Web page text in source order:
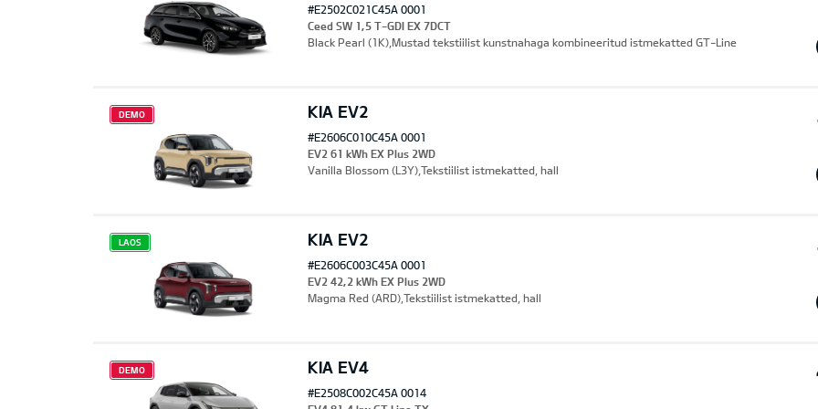
#E2502C021C45A 0001
Ceed SW 1,5 T-GDI EX 7DCT
Black Pearl (1K),Mustad tekstiilist kunstnahaga kombineeritud istmekatted GT-Line
KIA EV2
DEMO
#E2606C010C45A 0001
EV2 61 kWh EX Plus 2WD
Vanilla Blossom (L3Y),Tekstiilist istmekatted, hall
KIA EV2
LAOS
#E2606C003C45A 0001
EV2 42,2 kWh EX Plus 2WD
Magma Red (ARD),Tekstiilist istmekatted, hall
KIA EV4
DEMO
#E2508C002C45A 0014